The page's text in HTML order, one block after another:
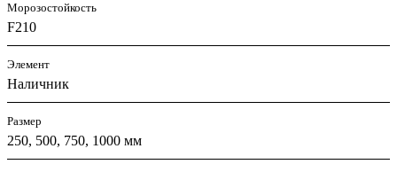
Морозостойкость
F210
Элемент
Наличник
Размер
250, 500, 750, 1000 мм